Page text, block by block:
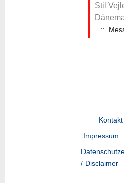
Stil
::
Kontakt
Impressum
/ Disclaimer